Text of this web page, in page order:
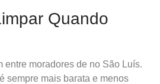
Quando
entre moradores de no São Luís.
sempre mais barata e menos